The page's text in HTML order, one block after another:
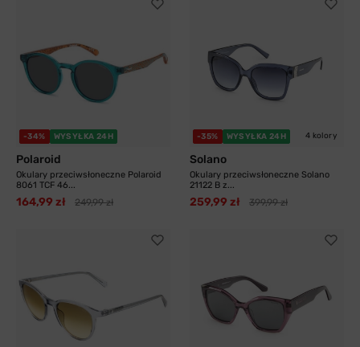
-34% WYSYŁKA 24H
Polaroid
Okulary przeciwsłoneczne Polaroid
8061 TCF 46...
164,99 zł 249,99 zł
-35% WYSYŁKA 24H 4 kolory
Solano
Okulary przeciwsłoneczne Solano
21122 B z...
259,99 zł 399,99 zł